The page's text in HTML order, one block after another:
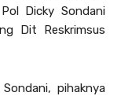
Dicky Sondani
Dit Reskrimsus
pihaknya